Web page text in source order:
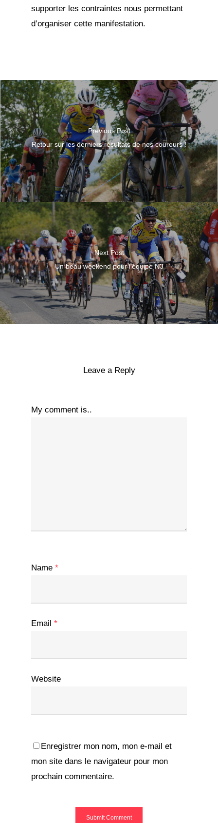
supporter les contraintes nous permettant
d’organiser cette manifestation.
Previous Post
Retour sur les derniers résultats de nos coureurs !
Next Post
Un beau weekend pour l'équipe N3
Leave a Reply
My comment is..
Name *
Email *
Website
Enregistrer mon nom, mon e-mail et
mon site dans le navigateur pour mon
prochain commentaire.